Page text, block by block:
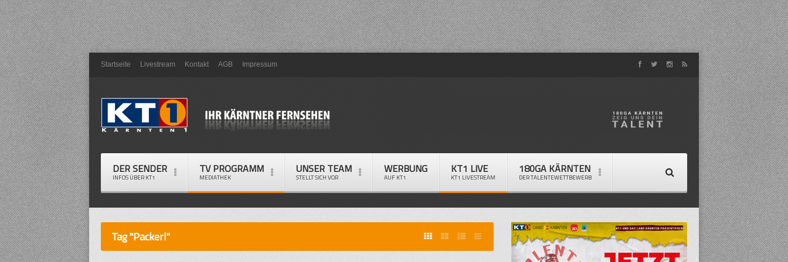
Startseite Livestream Kontakt AGB Impressum
DER SENDER
INFOS ÜBER KT1
TV PROGRAMM
MEDIATHEK
UNSER TEAM
STELLT SICH VOR
WERBUNG
AUF KT1
KT1 LIVE
KT1 LIVESTREAM
180GA KÄRNTEN
DER TALENTEWETTBEWERB
Tag "Packerl"